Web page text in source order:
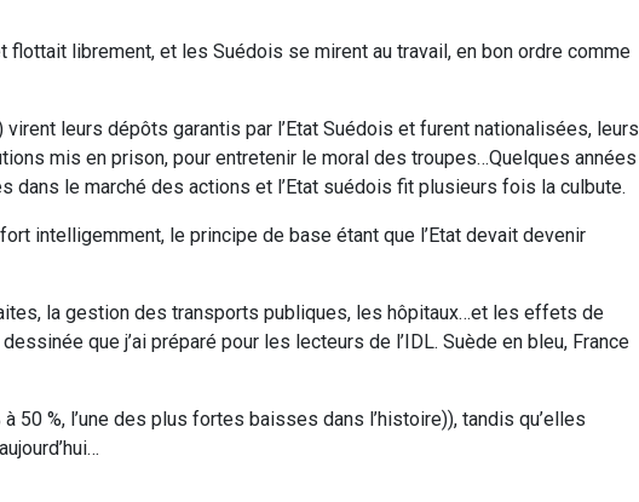
flottait librement, et les Suédois se mirent au travail, en bon ordre comme
leurs dépôts garantis par l’Etat Suédois et furent nationalisées, leurs
mis en prison, pour entretenir le moral des troupes…Quelques années
le marché des actions et l’Etat suédois fit plusieurs fois la culbute.
intelligemment, le principe de base étant que l’Etat devait devenir
la gestion des transports publiques, les hôpitaux…et les effets de
que j’ai préparé pour les lecteurs de l’IDL. Suède en bleu, France
50 %, l’une des plus fortes baisses dans l’histoire)), tandis qu’elles